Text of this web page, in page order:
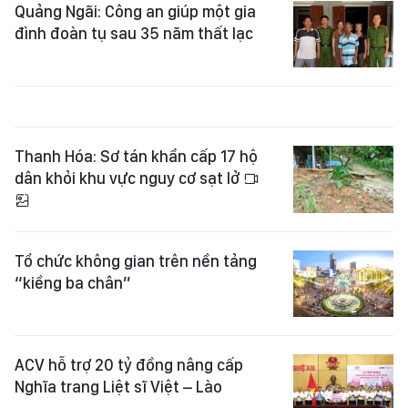
Quảng Ngãi: Công an giúp một gia
đình đoàn tụ sau 35 năm thất lạc
Thanh Hóa: Sơ tán khẩn cấp 17 hộ
dân khỏi khu vực nguy cơ sạt lở
Tổ chức không gian trên nền tảng
“kiềng ba chân”
ACV hỗ trợ 20 tỷ đồng nâng cấp
Nghĩa trang Liệt sĩ Việt – Lào